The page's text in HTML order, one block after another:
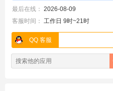
最后在线： 2026-08-09
客服时间： 工作日 9时~21时
QQ 客服